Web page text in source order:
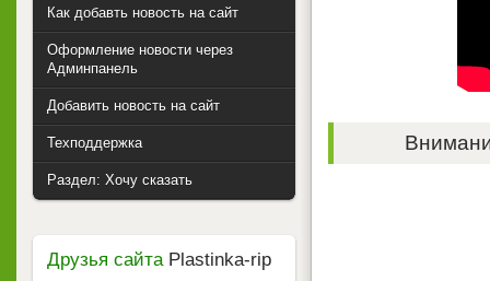
Как добавть новость на сайт
Оформление новости через
Админпанель
Добавить новость на сайт
Техподдержка
Раздел: Хочу сказать
Друзья сайтаPlastinka-rip